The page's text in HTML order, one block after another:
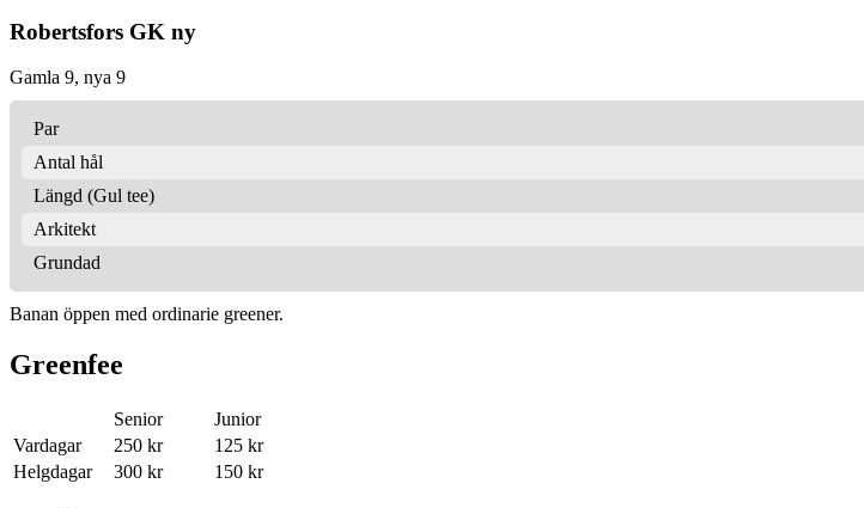
Robertsfors GK ny
Gamla 9, nya 9
Par
Antal hål
Längd (Gul tee)
Arkitekt
Grundad
Banan öppen med ordinarie greener.
Greenfee
Senior
Junior
Vardagar
250 kr
125 kr
Helgdagar
300 kr 150 kr